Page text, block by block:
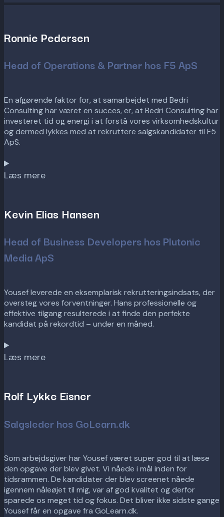
Ronnie Pedersen
Head of Operations & Partner hos F5 ApS
En afgørende faktor for, at samarbejdet med Bedri
Consulting har været en succes, er, at Bedri Consulting har
investeret tid og energi i at forstå vores virksomhedskultur
og dermed lykkes med at rekruttere salgskandidater til F5
ApS.
Læs mere
Kevin Elias Hansen
Head of Business Developers hos Plutonic
Media ApS
Yousef leverede en eksemplarisk rekrutteringsindsats, der
oversteg vores forventninger. Hans professionelle og
effektive tilgang resulterede i at finde den perfekte
kandidat på rekordtid – under en måned.
Læs mere
Rolf Lykke Eisner
Salgsleder hos GoLearn.dk
Som arbejdsgiver har Yousef været super god til at læse
den opgave der blev givet. Vi nåede i mål inden for
tidsrammen. De kandidater der blev screenet nåede
igennem nåleøjet til mig, var af god kvalitet og derfor
sparede os meget tid og fokus. Det bliver ikke sidste gange
Yousef får en opgave fra GoLearn.dk.